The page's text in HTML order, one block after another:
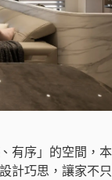
有序」的空間，本
計巧思，讓家不只